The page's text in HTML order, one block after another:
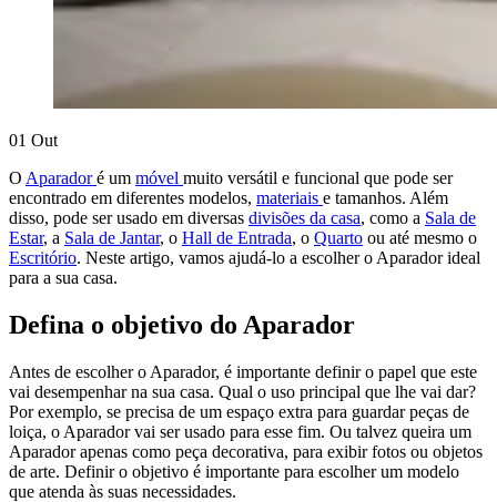
01 Out
O Aparadoré um móvel muito versátil e funcional que pode ser
encontrado em diferentes modelos, materiais e tamanhos. Além
disso, pode ser usado em diversas divisões da casa, como a Sala de
Estar, a Sala de Jantar, o Hall de Entrada, o Quarto ou até mesmo o
Escritório. Neste artigo, vamos ajudá-lo a escolher o Aparador ideal
para a sua casa.
Defina o objetivo do Aparador
Antes de escolher o Aparador, é importante definir o papel que este
vai desempenhar na sua casa. Qual o uso principal que lhe vai dar?
Por exemplo, se precisa de um espaço extra para guardar peças de
loiça, o Aparador vai ser usado para esse fim. Ou talvez queira um
Aparador apenas como peça decorativa, para exibir fotos ou objetos
de arte. Definir o objetivo é importante para escolher um modelo
que atenda às suas necessidades.